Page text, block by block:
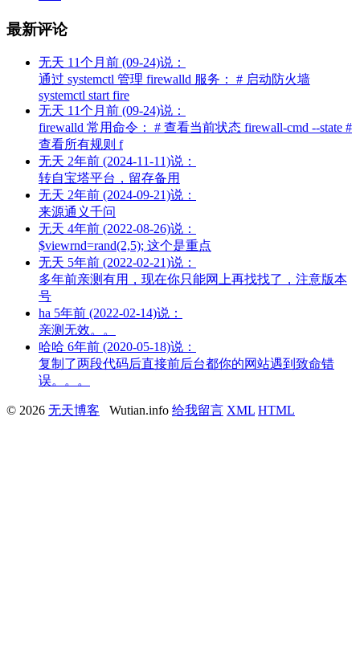
最新评论
无天 11个月前 (09-24)说：
通过 systemctl 管理 firewalld 服务： # 启动防火墙
systemctl start fire
无天 11个月前 (09-24)说：
firewalld 常用命令： # 查看当前状态 firewall-cmd --state #
查看所有规则 f
无天 2年前 (2024-11-11)说：
转自宝塔平台，留存备用
无天 2年前 (2024-09-21)说：
来源通义千问
无天 4年前 (2022-08-26)说：
$viewrnd=rand(2,5); 这个是重点
无天 5年前 (2022-02-21)说：
多年前亲测有用，现在你只能网上再找找了，注意版本
号
ha 5年前 (2022-02-14)说：
亲测无效。。
哈哈 6年前 (2020-05-18)说：
复制了两段代码后直接前后台都你的网站遇到致命错
误。。。
© 2026 无天博客 Wutian.info 给我留言 XML HTML